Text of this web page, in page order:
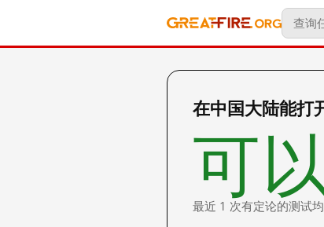
在中国大陆能
可以
最近 1 次有定论的测试均